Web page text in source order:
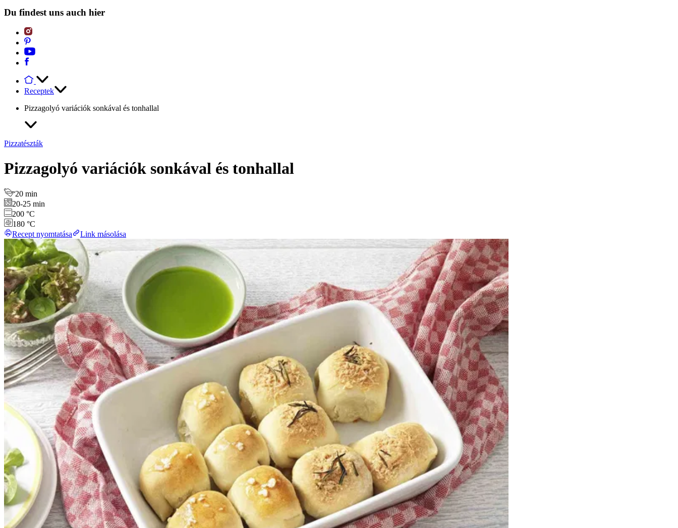
Du findest uns auch hier
Receptek
Pizzagolyó variációk sonkával és tonhallal
Pizzatészták
Pizzagolyó variációk sonkával és tonhallal
20 min
20-25 min
200 °C
180 °C
Recept nyomtatása
Link másolása